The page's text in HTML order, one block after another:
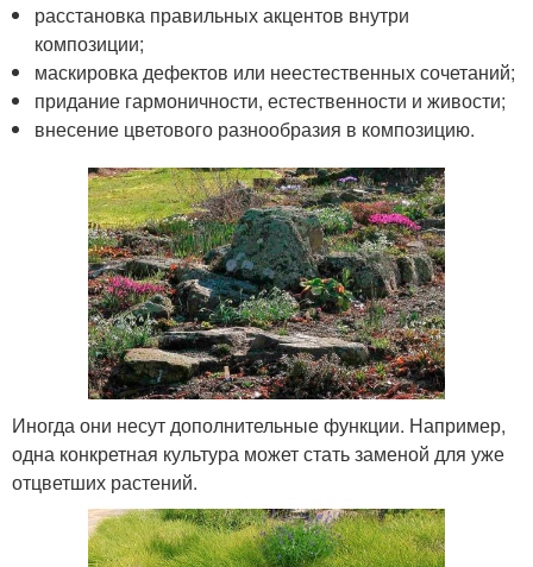
расстановка правильных акцентов внутри
композиции;
маскировка дефектов или неестественных сочетаний;
придание гармоничности, естественности и живости;
внесение цветового разнообразия в композицию.
Иногда они несут дополнительные функции. Например,
одна конкретная культура может стать заменой для уже
отцветших растений.